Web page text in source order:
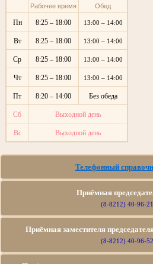
Рабочее время Обед
Пн 8:25 – 18:00 13:00 – 14:00
Вт 8:25 – 18:00 13:00 – 14:00
Ср 8:25 – 18:00 13:00 – 14:00
Чт 8:25 – 18:00 13:00 – 14:00
Пт 8:20 – 14:00 Без обеда
Сб Выходной день
Вс Выходной день
Телефонный
Приёмная
(8-8212) 40-96-21
Приёмная заместителя
(8-8212) 40-96-52